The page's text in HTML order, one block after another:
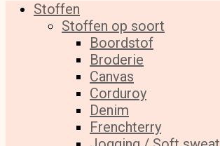
Stoffen
Stoffen op soort
Boordstof
Broderie
Canvas
Corduroy
Denim
Frenchterry